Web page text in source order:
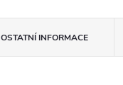
OSTATNÍ INFORMACE